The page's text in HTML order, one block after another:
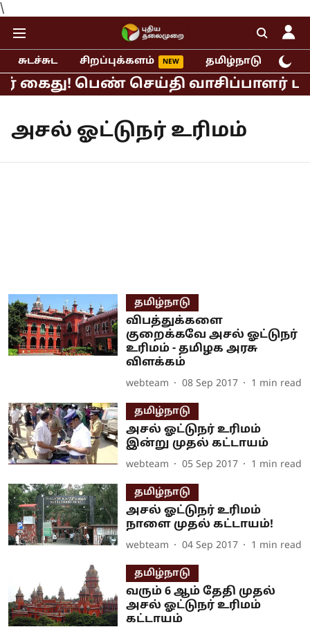
\
சுடச்சுட சிறப்புக்களம் தமிழ்நாடு
கைது! பெண் செய்தி வாசிப்பாளர்
அசல் ஓட்டுநர் உரிமம்
தமிழ்நாடு
விபத்துக்களை
குறைக்கவே அசல் ஓட்டுநர்
உரிமம் - தமிழக அரசு
விளக்கம்
webteam 08 Sep 2017 1 min read
தமிழ்நாடு
அசல் ஓட்டுநர் உரிமம்
இன்று முதல் கட்டாயம்
webteam 05 Sep 2017 1 min read
தமிழ்நாடு
அசல் ஓட்டுநர் உரிமம்
நாளை முதல் கட்டாயம்!
webteam 04 Sep 2017 1 min read
தமிழ்நாடு
வரும் 6 ஆம் தேதி முதல்
அசல் ஓட்டுநர் உரிமம்
கட்டாயம்